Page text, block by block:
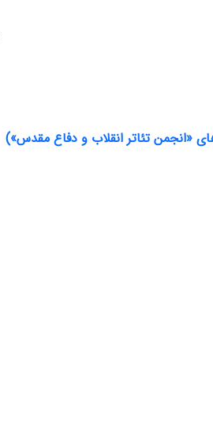
«انجمن‌ تئاتر انقلاب و دفاع مقدس»)